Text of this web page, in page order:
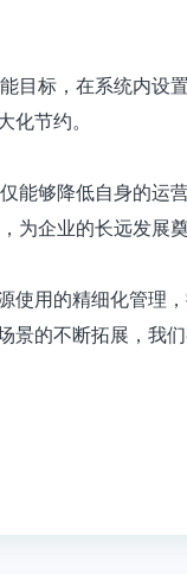
目标，在系统内设
节约。
能够降低自身的运
企业的长远发展奠
用的精细化管理
的不断拓展，我